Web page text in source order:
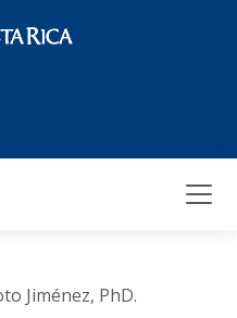
Jiménez, PhD.